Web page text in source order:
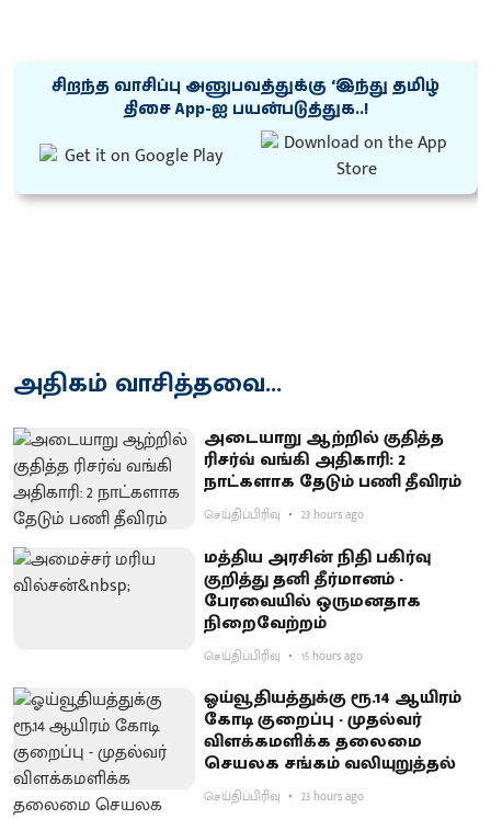
சிறந்த வாசிப்பு அனுபவத்துக்கு ‘இந்து தமிழ்
திசை App-ஐ பயன்படுத்துக..!
அதிகம் வாசித்தவை...
அடையாறு ஆற்றில் குதித்த
ரிசர்வ் வங்கி அதிகாரி: 2
நாட்களாக தேடும் பணி தீவிரம்
செய்திப்பிரிவு 23 hours ago
மத்திய அரசின் நிதி பகிர்வு
குறித்து தனி தீர்மானம் -
பேரவையில் ஒருமனதாக
நிறைவேற்றம்
செய்திப்பிரிவு 15 hours ago
ஓய்வூதியத்துக்கு ரூ.14 ஆயிரம்
கோடி குறைப்பு - முதல்வர்
விளக்கமளிக்க தலைமை
செயலக சங்கம் வலியுறுத்தல்
செய்திப்பிரிவு 23 hours ago